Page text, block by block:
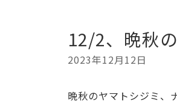
12/2、晩秋の
2023年12月12日
晩秋のヤマトシジミ、